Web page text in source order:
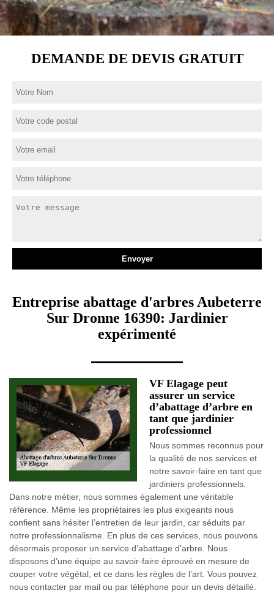
DEMANDE DE DEVIS GRATUIT
Entreprise abattage d'arbres Aubeterre
Sur Dronne 16390: Jardinier
expérimenté
VF Elagage peut
assurer un service
d’abattage d’arbre en
tant que jardinier
professionnel
Nous sommes reconnus pour
la qualité de nos services et
notre savoir-faire en tant que
jardiniers professionnels.
Dans notre métier, nous sommes également une véritable
référence. Même les propriétaires les plus exigeants nous
confient sans hésiter l’entretien de leur jardin, car séduits par
notre professionnalisme. En plus de ces services, nous pouvons
désormais proposer un service d’abattage d’arbre. Nous
disposons d’une équipe au savoir-faire éprouvé en mesure de
couper votre végétal, et ce dans les règles de l’art. Vous pouvez
nous contacter par mail ou par téléphone pour un devis détaillé.